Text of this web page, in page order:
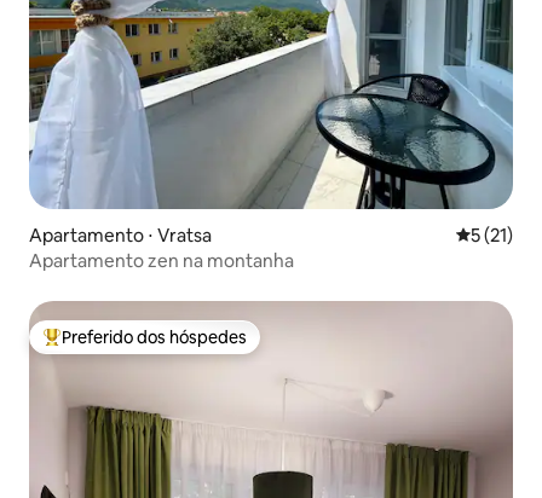
Apartamento ⋅ Vratsa 5 de uma
5 (21)
Apartamento zen na montanha
Entre os melhores preferidos dos hóspedes
Preferido dos hóspedes